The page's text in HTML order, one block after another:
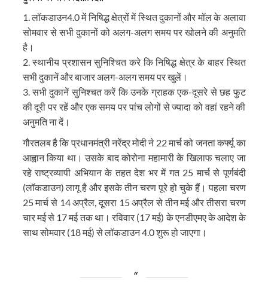
1. लॉकडाउन4.0 में निषिद्ध क्षेत्रों में स्थित दुकानों और मॉल के अलावा
सोमवार से सभी दुकानों को अलग-अलग समय पर खोलने की अनुमति
है।
2. स्थानीय प्रशासन सुनिश्चित करे कि निषिद्ध क्षेत्र के बाहर स्थित
सभी दुकानें और बाजार अलग-अलग समय पर खुलें।
3. सभी दुकानें सुनिश्चत करें कि उनके ग्राहक एक-दूसरे से छह फुट
की दूरी पर रहें और एक समय पर पांच लोगों से ज्यादा को वहां रहने की
अनुमति ना दें।
गौरतलब है कि प्रधानमंत्री नरेंद्र मोदी ने 22 मार्च को जनता कर्फ्यू का
आह्वान किया था। उसके बाद कोरोना महामारी के खिलाफ चलाए जा
रहे राष्ट्रव्यापी अभियान के तहत देश भर में गत 25 मार्च से पूर्णबंदी
(लॉकडाउन) लागू है और इसके तीन चरण पूरे हो चुके हैं। पहला चरण
25 मार्च से 14 अप्रैल, दूसरा 15 अप्रैल से तीन मई और तीसरा चरण
चार मई से 17 मई तक था। रविवार (17 मई) के एनडीएमए के आदेश के
साथ सोमवार (18 मई) से लॉकडाउन 4.0 शुरू हो जाएगा।